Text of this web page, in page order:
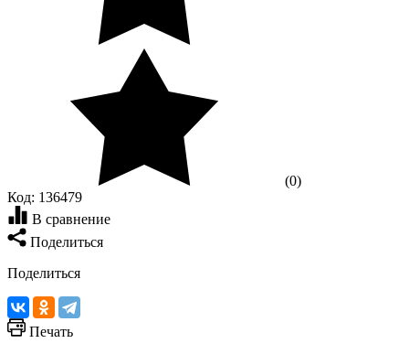
(0)
Код: 136479
В сравнение
Поделиться
Поделиться
Печать